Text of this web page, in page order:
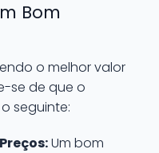
Bom
o melhor valor
se de que o
seguinte:
Um bom